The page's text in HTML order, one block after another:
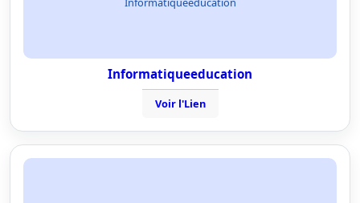
Informatiqueeducation
Voir l'Lien